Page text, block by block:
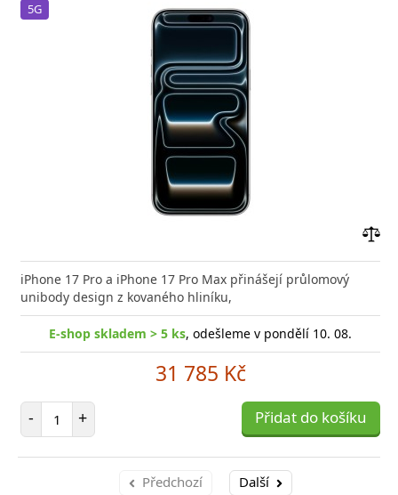
5G
iPhone 17 Pro a iPhone 17 Pro Max přinášejí průlomový
unibody design z kovaného hliníku,
E-shop skladem > 5 ks, odešleme v pondělí 10. 08.
31 785 Kč
- Počet položek
+ Přidat do košíku
Předchozí Další